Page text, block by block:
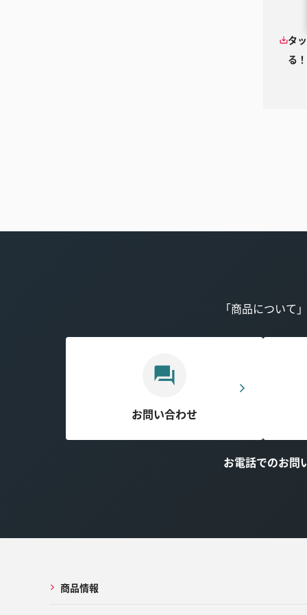
タ
る！
「商品について
お問い合わせ
お電話でのお問
商品情報